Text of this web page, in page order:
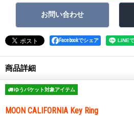
Facebookでシェア
商品詳細
ゆうパケット対象アイテム
MOON CALIFORNIA Key Ring